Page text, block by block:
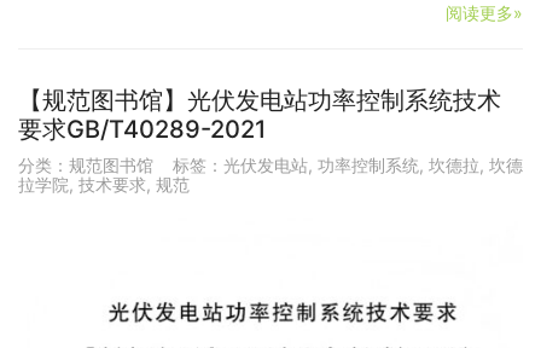
阅读更多»
【规范图书馆】光伏发电站功率控制系统技术
要求GB/T40289-2021
分类： 规范图书馆 标签： 光伏发电站, 功率控制系统, 坎德拉, 坎德
拉学院, 技术要求, 规范